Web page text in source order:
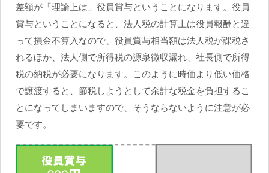
差額が「理論上は」役員賞与ということになります。役員
賞与ということになると、法人税の計算上は役員報酬と違
って損金不算入なので、役員賞与相当額は法人税が課税さ
れるほか、法人側で所得税の源泉徴収漏れ、社長側で所得
税の納税が必要になります。このように時価より低い価格
で譲渡すると、節税しようとして余計な税金を負担するこ
とになってしまいますので、そうならないように注意が必
要です。